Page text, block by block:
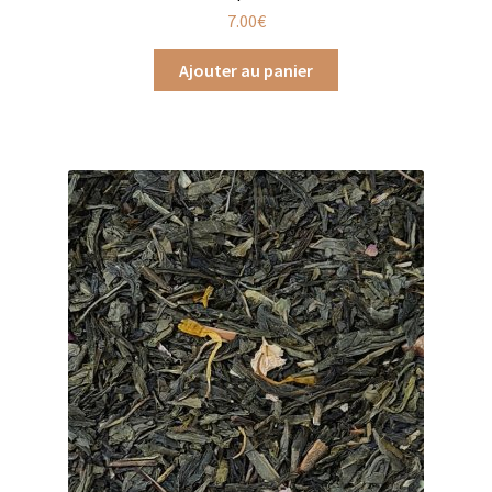
Coffrets thés
Contactez-nous
Diffuseurs de parfum
Enfants
Cadeaux de naissance
Coloriages
Jeux pour enfants
7.00€
Ajouter au panier